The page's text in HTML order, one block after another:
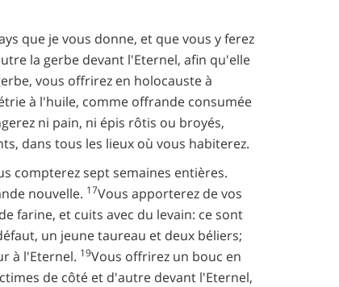
que je vous donne, et que vous y ferez
la gerbe devant l'Eternel, afin qu'elle
vous offrirez en holocauste à
à l'huile, comme offrande consumée
ni pain, ni épis rôtis ou broyés,
dans tous les lieux où vous habiterez.
compterez sept semaines entières.
nouvelle. 17Vous apporterez de vos
farine, et cuits avec du levain: ce sont
un jeune taureau et deux béliers;
à l'Eternel. 19Vous offrirez un bouc en
de côté et d'autre devant l'Eternel,